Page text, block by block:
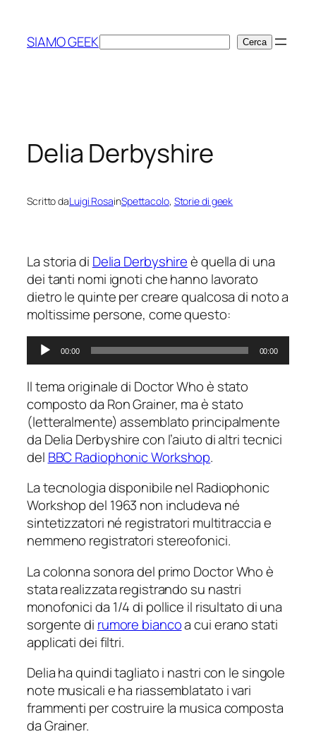
contenuto
SIAMO GEEKCerca Cerca
Delia Derbyshire
Scritto daLuigi RosainSpettacolo, Storie di geek
La storia di Delia Derbyshireè quella di una
dei tanti nomi ignoti che hanno lavorato
dietro le quinte per creare qualcosa di noto a
moltissime persone, come questo:
Audio
Player
00:00 00:00
Il tema originale di Doctor Whoè stato
composto da Ron Grainer, ma è stato
(letteralmente) assemblato principalmente
da Delia Derbyshire con l’aiuto di altri tecnici
del BBC Radiophonic Workshop.
La tecnologia disponibile nel Radiophonic
Workshop del 1963 non includeva né
sintetizzatori né registratori multitraccia e
nemmeno registratori stereofonici.
La colonna sonora del primo Doctor Whoè
stata realizzata registrando su nastri
monofonici da 1/4 di pollice il risultato di una
sorgente di rumore biancoa cui erano stati
applicati dei filtri.
Delia ha quindi tagliato i nastri con le singole
note musicali e ha riassemblatato i vari
frammenti per costruire la musica composta
da Grainer.